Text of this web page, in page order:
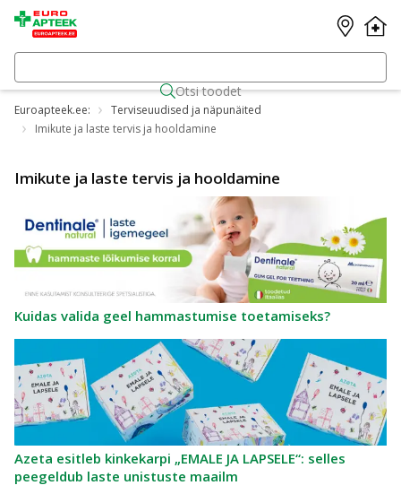
Otsi toodet
Euroapteek.ee:
Terviseuudised ja näpunäited
Imikute ja laste tervis ja hooldamine
Imikute ja laste tervis ja hooldamine
Kuidas valida geel hammastumise toetamiseks?
Azeta esitleb kinkekarpi „EMALE JA LAPSELE“: selles
peegeldub laste unistuste maailm